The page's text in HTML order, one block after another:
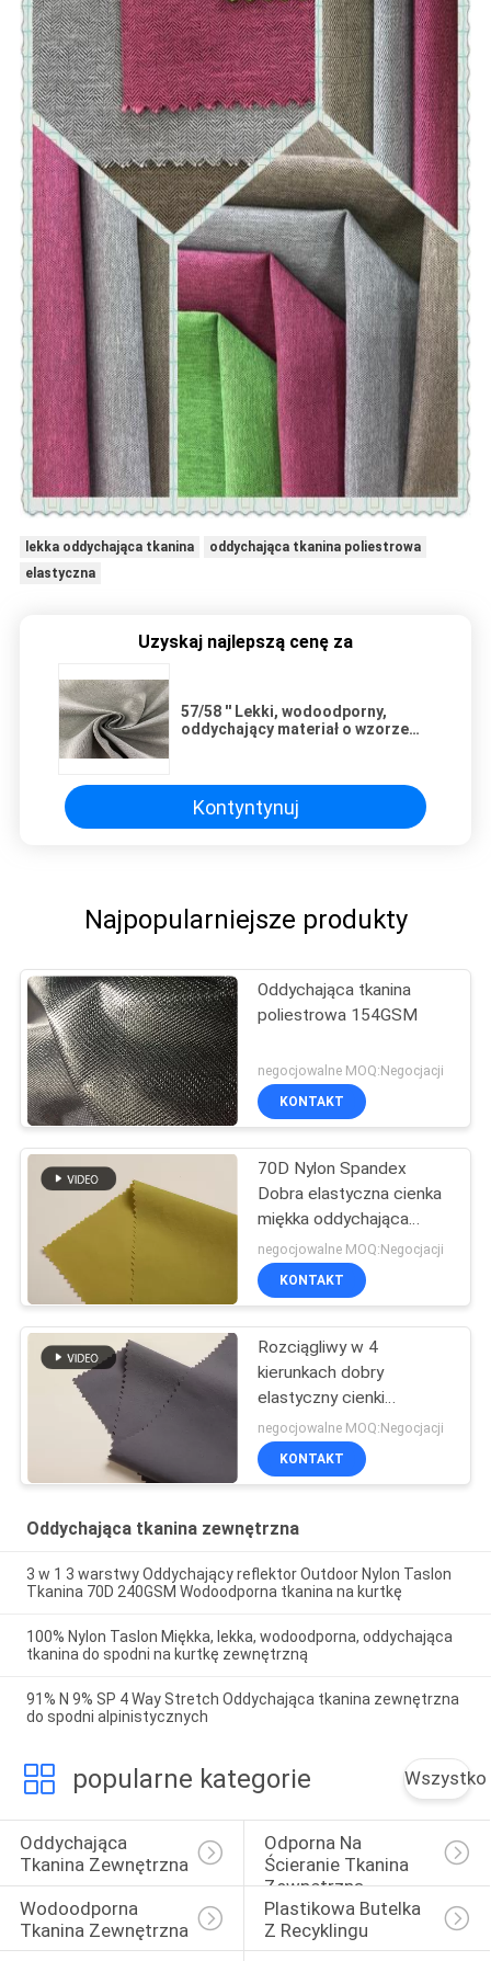
lekka oddychająca tkanina
oddychająca tkanina poliestrowa
elastyczna
Uzyskaj najlepszą cenę za
57/58 '' Lekki, wodoodporny,
oddychający materiał o wzorze
Kontyntynuj
Najpopularniejsze produkty
Oddychająca tkanina
poliestrowa 154GSM
negocjowalne MOQ:Negocjacji
KONTAKT
70D Nylon Spandex
Dobra elastyczna cienka
miękka oddychająca
tkanina
negocjowalne MOQ:Negocjacji
KONTAKT
Rozciągliwy w 4
kierunkach dobry
elastyczny cienki
spandex 40d nylonowy
materiał
negocjowalne MOQ:Negocjacji
KONTAKT
Oddychająca tkanina zewnętrzna
3 w 1 3 warstwy Oddychający reflektor Outdoor Nylon Taslon
Tkanina 70D 240GSM Wodoodporna tkanina na kurtkę
100% Nylon Taslon Miękka, lekka, wodoodporna, oddychająca
tkanina do spodni na kurtkę zewnętrzną
91% N 9% SP 4 Way Stretch Oddychająca tkanina zewnętrzna
do spodni alpinistycznych
popularne kategorie Wszystko
Oddychająca
Tkanina Zewnętrzna
Odporna Na
Ścieranie Tkanina
Zewnętrzna
Wodoodporna
Tkanina Zewnętrzna
Plastikowa Butelka
Z Recyklingu